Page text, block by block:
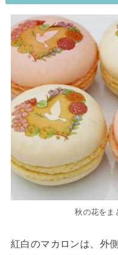
秋の花をま
紅白のマカロンは、外